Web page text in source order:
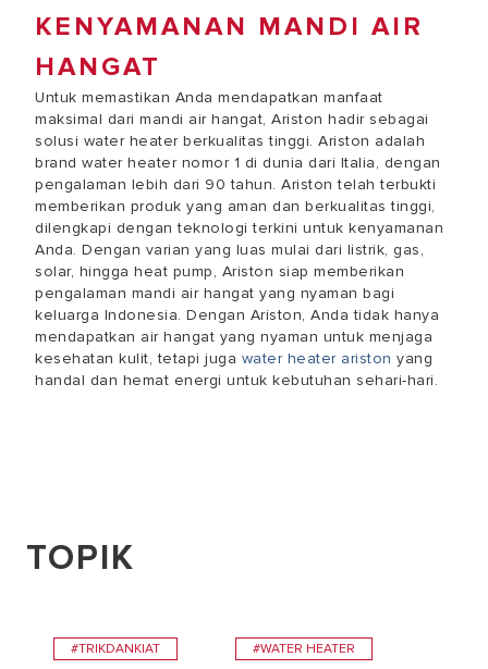
KENYAMANAN MANDI AIR
HANGAT
Untuk memastikan Anda mendapatkan manfaat
maksimal dari mandi air hangat, Ariston hadir sebagai
solusi water heater berkualitas tinggi. Ariston adalah
brand water heater nomor 1 di dunia dari Italia, dengan
pengalaman lebih dari 90 tahun. Ariston telah terbukti
memberikan produk yang aman dan berkualitas tinggi,
dilengkapi dengan teknologi terkini untuk kenyamanan
Anda. Dengan varian yang luas mulai dari listrik, gas,
solar, hingga heat pump, Ariston siap memberikan
pengalaman mandi air hangat yang nyaman bagi
keluarga Indonesia. Dengan Ariston, Anda tidak hanya
mendapatkan air hangat yang nyaman untuk menjaga
kesehatan kulit, tetapi juga water heater ariston yang
handal dan hemat energi untuk kebutuhan sehari-hari.
TOPIK
#TRIKDANKIAT #WATER HEATER